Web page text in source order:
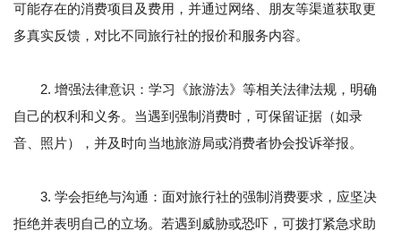
可能存在的消费项目及费用，并通过网络、朋友等渠道获取更
多真实反馈，对比不同旅行社的报价和服务内容。
2. 增强法律意识：学习《旅游法》等相关法律法规，明确
自己的权利和义务。当遇到强制消费时，可保留证据（如录
音、照片），并及时向当地旅游局或消费者协会投诉举报。
3. 学会拒绝与沟通：面对旅行社的强制消费要求，应坚决
拒绝并表明自己的立场。若遇到威胁或恐吓，可拨打紧急求助